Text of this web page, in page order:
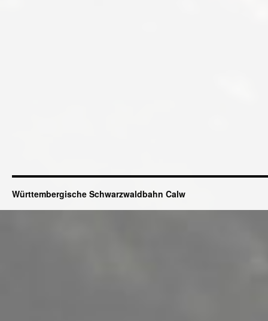
Württembergische Schwarzwaldbahn Calw